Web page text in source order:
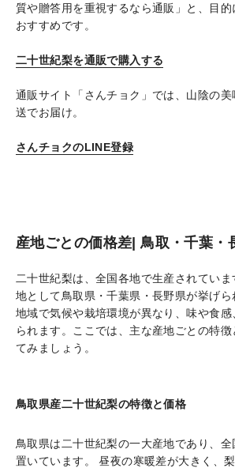
質や贈答用を重視するなら通販」と、目
おすすめです。
二十世紀梨を通販で購入する
通販サイト「さんチョク」では、山陰の
送でお届け。
さんチョクのLINE登録
産地ごとの価格差| 鳥取・千葉・
二十世紀梨は、全国各地で生産されてい
地として鳥取県・千葉県・長野県が挙げ
地域で気候や栽培環境が異なり、味や食
られます。ここでは、主な産地ごとの特
てみましょう。
鳥取県産二十世紀梨の特徴と価格
鳥取県は二十世紀梨の一大産地であり、
置いています。 昼夜の寒暖差が大きく、